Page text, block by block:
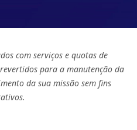
com serviços e quotas de
para a manutenção da
da sua missão sem fins